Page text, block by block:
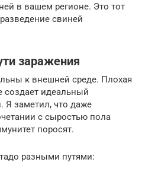
в вашем регионе. Это тот
свиней
заражения
к внешней среде. Плохая
создает идеальный
Я заметил, что даже
с сыростью пола
поросят.
разными путями: